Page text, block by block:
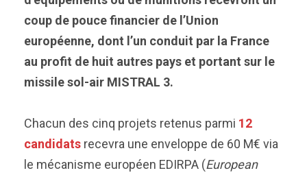
coup de pouce financier de l’Union
européenne, dont l’un conduit par la France
au profit de huit autres pays et portant sur le
missile sol-air MISTRAL 3.
Chacun des cinq projets retenus parmi 12
candidats recevra une enveloppe de 60 M€ via
le mécanisme européen EDIRPA (European